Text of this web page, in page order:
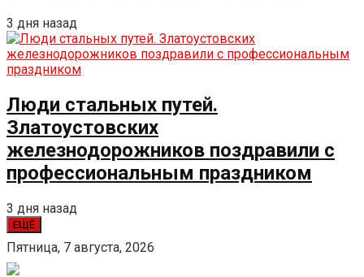
3 дня назад
Люди стальных путей.
Златоустовских
железнодорожников поздравили с
профессиональным праздником
3 дня назад
ЕЩЁ
Пятница, 7 августа, 2026